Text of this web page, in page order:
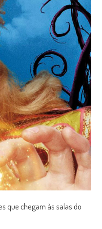
que chegam às salas do